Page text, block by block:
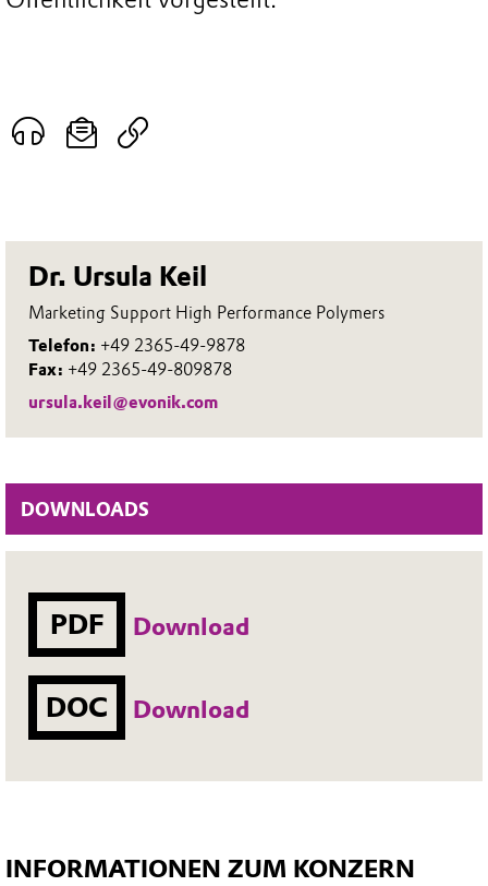
Dr. Ursula Keil
Marketing Support High Performance Polymers
Telefon: +49 2365-49-9878
Fax: +49 2365-49-809878
ursula.keil@evonik.com
DOWNLOADS
PDF Download
DOC Download
INFORMATIONEN ZUM KONZERN